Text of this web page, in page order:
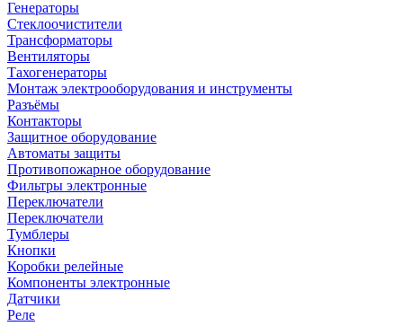
Генераторы
Стеклоочистители
Трансформаторы
Вентиляторы
Тахогенераторы
Монтаж электрооборудования и инструменты
Разъёмы
Контакторы
Защитное оборудование
Автоматы защиты
Противопожарное оборудование
Фильтры электронные
Переключатели
Переключатели
Тумблеры
Кнопки
Коробки релейные
Компоненты электронные
Датчики
Реле